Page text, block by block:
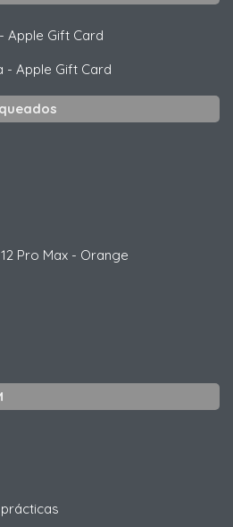
- Apple Gift Card
- Apple Gift Card
Pro Max - Orange